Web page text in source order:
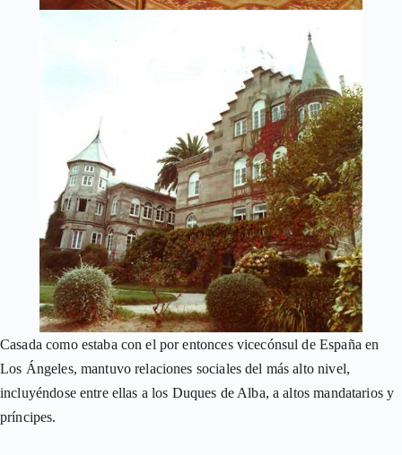
Casada como estaba con el por entonces vicecónsul de España en
Los Ángeles, mantuvo relaciones sociales del más alto nivel,
incluyéndose entre ellas a los Duques de Alba, a altos mandatarios y
príncipes.